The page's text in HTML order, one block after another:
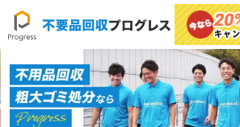
キャ
豊島区